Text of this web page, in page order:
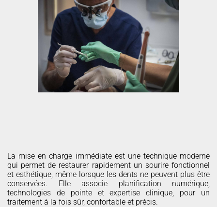
La mise en charge immédiate est une technique moderne
qui permet de restaurer rapidement un sourire fonctionnel
et esthétique, même lorsque les dents ne peuvent plus être
conservées. Elle associe planification numérique,
technologies de pointe et expertise clinique, pour un
traitement à la fois sûr, confortable et précis.